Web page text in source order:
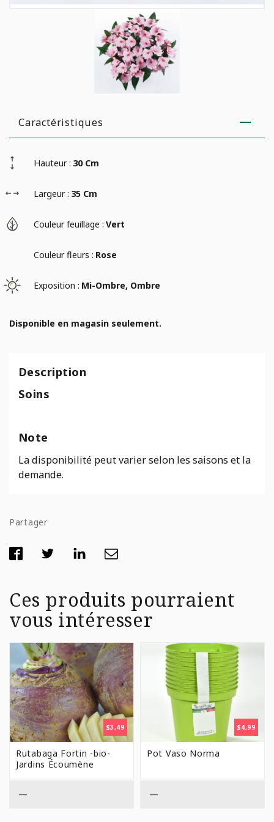
Caractéristiques
Hauteur : 30 Cm
Largeur : 35 Cm
Couleur feuillage : Vert
Couleur fleurs : Rose
Exposition : Mi-Ombre, Ombre
Disponible en magasin seulement.
Description
Soins
Note
La disponibilité peut varier selon les saisons et la
demande.
Partager
Ces produits pourraient
vous intéresser
$3,49
Rutabaga Fortin -bio-
Jardins Écoumène
—
$4,99
Pot Vaso Norma
—